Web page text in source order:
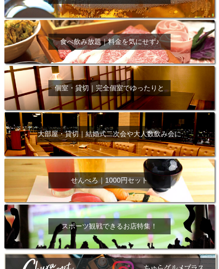
食べ飲み放題｜料金を気にせず♪
個室・貸切｜完全個室でゆったりと
大部屋・貸切｜結婚式二次会や大人数飲み会に
せんべろ｜1000円セット
スポーツ観戦できるお店特集！